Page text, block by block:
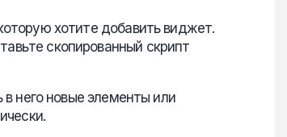
хотите добавить виджет.
скопированный скрипт
него новые элементы или